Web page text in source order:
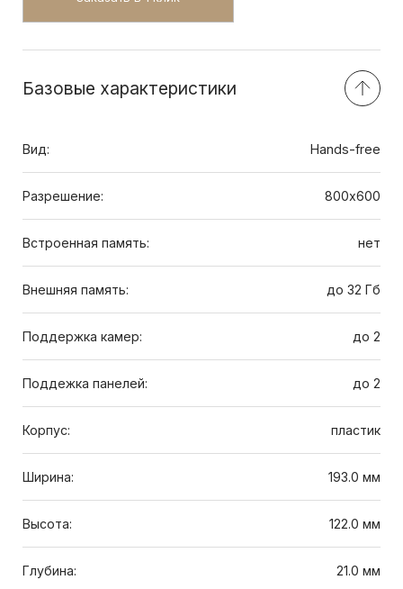
Базовые характеристики
Вид: Hands-free
Разрешение: 800х600
Встроенная память: нет
Внешняя память: до 32 Гб
Поддержка камер: до 2
Поддежка панелей: до 2
Корпус: пластик
Ширина: 193.0 мм
Высота: 122.0 мм
Глубина: 21.0 мм